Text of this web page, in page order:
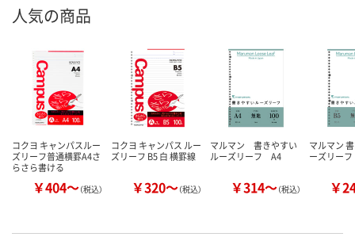
人気の商品
コクヨ キャンパスルー
ズリーフ普通横罫A4さ
らさら書ける
￥404～（税込）
コクヨ キャンパス ルー
ズリーフ B5 白 横罫線
￥320～（税込）
マルマン 書きやすい
ルーズリーフ A4
￥314～（税込）
マルマン
ーズリーフ
￥